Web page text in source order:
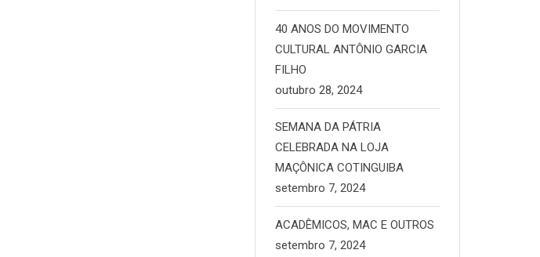
40 ANOS DO MOVIMENTO
CULTURAL ANTÔNIO GARCIA
FILHO
outubro 28, 2024
SEMANA DA PÁTRIA
CELEBRADA NA LOJA
MAÇÔNICA COTINGUIBA
setembro 7, 2024
ACADÊMICOS, MAC E OUTROS
setembro 7, 2024